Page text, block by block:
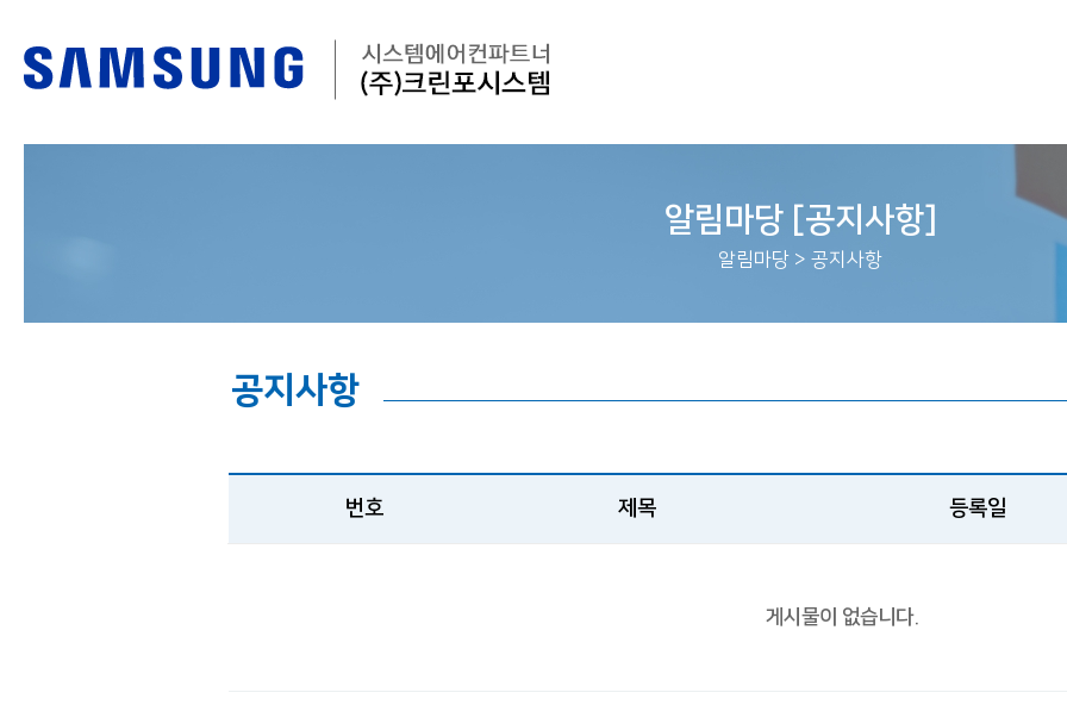
알림마당 [공지사항]
알림마당 > 공지사항
공지사항
번호 제목 등록일
게시물이 없습니다.